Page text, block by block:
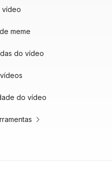
vídeo
meme
do vídeo
do vídeo